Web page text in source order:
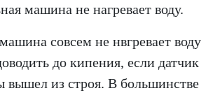
машина не нагревает воду.
совсем не нвгревает воду
до кипения, если датчик
вышел из строя. В большинстве